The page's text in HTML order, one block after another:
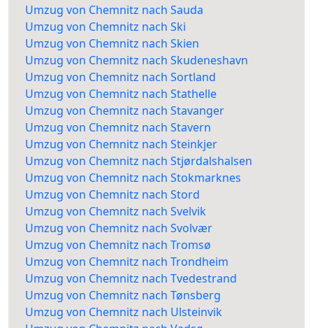
Umzug von Chemnitz nach Sauda
Umzug von Chemnitz nach Ski
Umzug von Chemnitz nach Skien
Umzug von Chemnitz nach Skudeneshavn
Umzug von Chemnitz nach Sortland
Umzug von Chemnitz nach Stathelle
Umzug von Chemnitz nach Stavanger
Umzug von Chemnitz nach Stavern
Umzug von Chemnitz nach Steinkjer
Umzug von Chemnitz nach Stjørdalshalsen
Umzug von Chemnitz nach Stokmarknes
Umzug von Chemnitz nach Stord
Umzug von Chemnitz nach Svelvik
Umzug von Chemnitz nach Svolvær
Umzug von Chemnitz nach Tromsø
Umzug von Chemnitz nach Trondheim
Umzug von Chemnitz nach Tvedestrand
Umzug von Chemnitz nach Tønsberg
Umzug von Chemnitz nach Ulsteinvik